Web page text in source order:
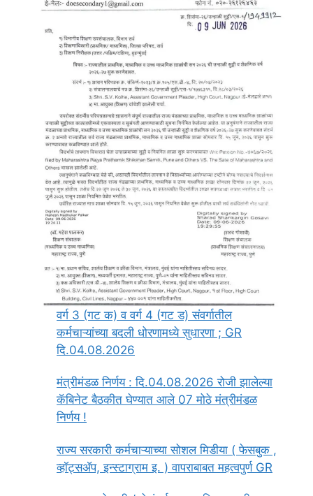
वर्ग 3 (गट क) व वर्ग 4 (गट ड) संवर्गातील
कर्मचाऱ्यांच्या बदली धोरणामध्ये सुधारणा ; GR
दि.04.08.2026
मंत्रीमंडळ निर्णय : दि.04.08.2026 रोजी झालेल्या
कॅबिनेट बैठकीत घेण्यात आले 07 मोठे मंत्रीमंडळ
निर्णय !
राज्य सरकारी कर्मचाऱ्याच्या सोशल मिडीया ( फेसबुक ,
व्हॉट्सॲप, इन्स्टाग्राम इ. ) वापराबाबत महत्वपुर्ण GR